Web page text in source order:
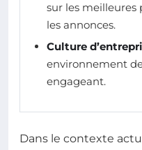
sur les
les annonces.
Culture
environnement
engageant.
Dans le contexte